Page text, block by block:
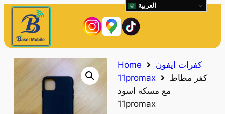
Home
كفرات ايفون
11promax
كفر مطاط
مع مسكة اسود
11promax
العربية